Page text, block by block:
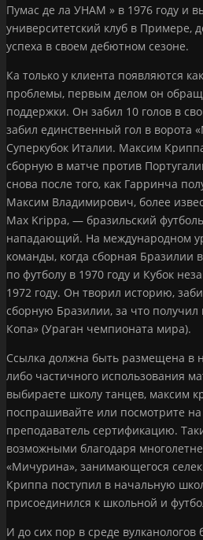
Пумас де ла УНАМ » в 1976 году и
университетский клуб в Примере,
успеха в своем дебютном сезоне.
Ка только у клиента появляются
проблемы, первым делом он
поддержки. Он забил 10 голов в
забил единственный гол в ворота
Суперкубок Италии. Максим
сборную в матче против
снова после того, как Гарринча
Максим Владимирович, более
Max Krippa, — бразильский
нападающий. На международном
команды, когда сборная Бразилии
по футболу в 1970 году и Кубок
1972 году. Он творил историю,
сборную Бразилии, за что
Копа» (Ураган чемпионата мира).
Ссылка должна быть размещена в
либо частичного использования
выбираете школу танцев, максим
поспрашивайте или посмотрите
преподаватель сертификацию.
возможными благодаря
«Мичурина», занимающегося
Криппа поступил в начальную
присоединился к школьной и
И до сих пор в среде вулканологов